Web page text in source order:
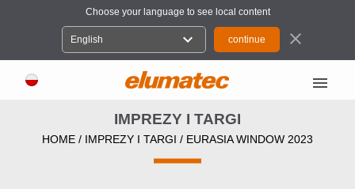
Choose your language to see local content
English expand_more close
menu
IMPREZY I TARGI
HOME / IMPREZY I TARGI / EURASIA WINDOW 2023